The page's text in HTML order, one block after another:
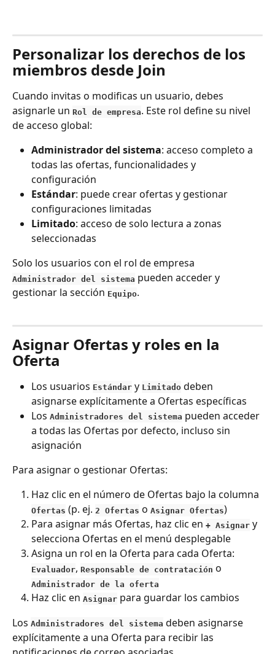
Personalizar los derechos de los
miembros desde Join
Cuando invitas o modificas un usuario, debes
asignarle un Rol de empresa. Este rol define su nivel
de acceso global:
Administrador del sistema: acceso completo a
todas las ofertas, funcionalidades y
configuración
Estándar: puede crear ofertas y gestionar
configuraciones limitadas
Limitado: acceso de solo lectura a zonas
seleccionadas
Solo los usuarios con el rol de empresa
Administrador del sistema pueden acceder y
gestionar la sección Equipo.
Asignar Ofertas y roles en la
Oferta
Los usuarios Estándar y Limitado deben
asignarse explícitamente a Ofertas específicas
Los Administradores del sistema pueden acceder
a todas las Ofertas por defecto, incluso sin
asignación
Para asignar o gestionar Ofertas:
Haz clic en el número de Ofertas bajo la columna
Ofertas (p. ej. 2 Ofertas o Asignar Ofertas)
Para asignar más Ofertas, haz clic en + Asignar y
selecciona Ofertas en el menú desplegable
Asigna un rol en la Oferta para cada Oferta:
Evaluador, Responsable de contratación o
Administrador de la oferta
Haz clic en Asignar para guardar los cambios
Los Administradores del sistema deben asignarse
explícitamente a una Oferta para recibir las